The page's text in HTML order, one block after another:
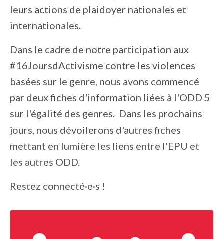
leurs actions de plaidoyer nationales et
internationales.
Dans le cadre de notre participation aux
#16JoursdActivisme contre les violences
basées sur le genre, nous avons commencé
par deux fiches d'information liées à l'ODD 5
sur l'égalité des genres. Dans les prochains
jours, nous dévoilerons d'autres fiches
mettant en lumière les liens entre l'EPU et
les autres ODD.
Restez connecté·e·s !